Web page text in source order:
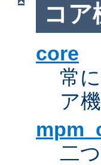
コア
core
常
ア
二